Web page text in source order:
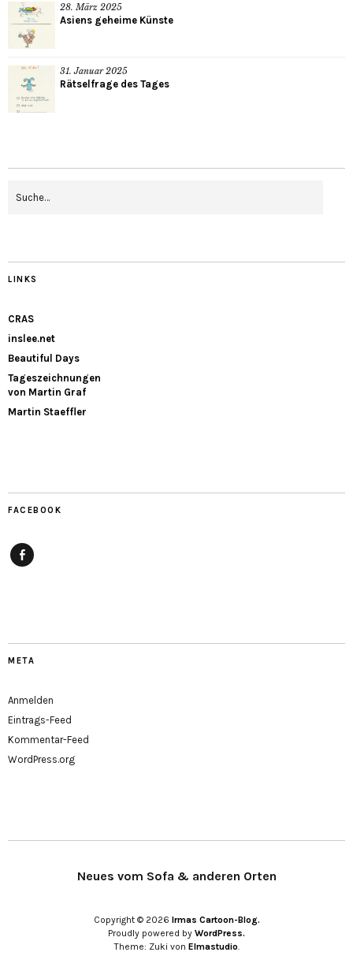
28. März 2025
Asiens geheime Künste
31. Januar 2025
Rätselfrage des Tages
LINKS
CRAS
inslee.net
Beautiful Days
Tageszeichnungen
von Martin Graf
Martin Staeffler
FACEBOOK
META
Anmelden
Eintrags-Feed
Kommentar-Feed
WordPress.org
Neues vom Sofa & anderen Orten
Copyright © 2026 Irmas Cartoon-Blog.
Proudly powered by WordPress.
Theme: Zuki von Elmastudio.